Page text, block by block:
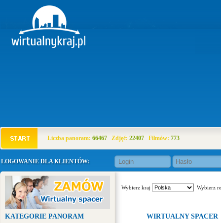
Liczba panoram: 66467 Zdjęć: 22407 Filmów: 773
LOGOWANIE DLA KLIENTÓW:
KATEGORIE PANORAM
Wybierz kraj Wybierz
WIRTUALNY SPACER